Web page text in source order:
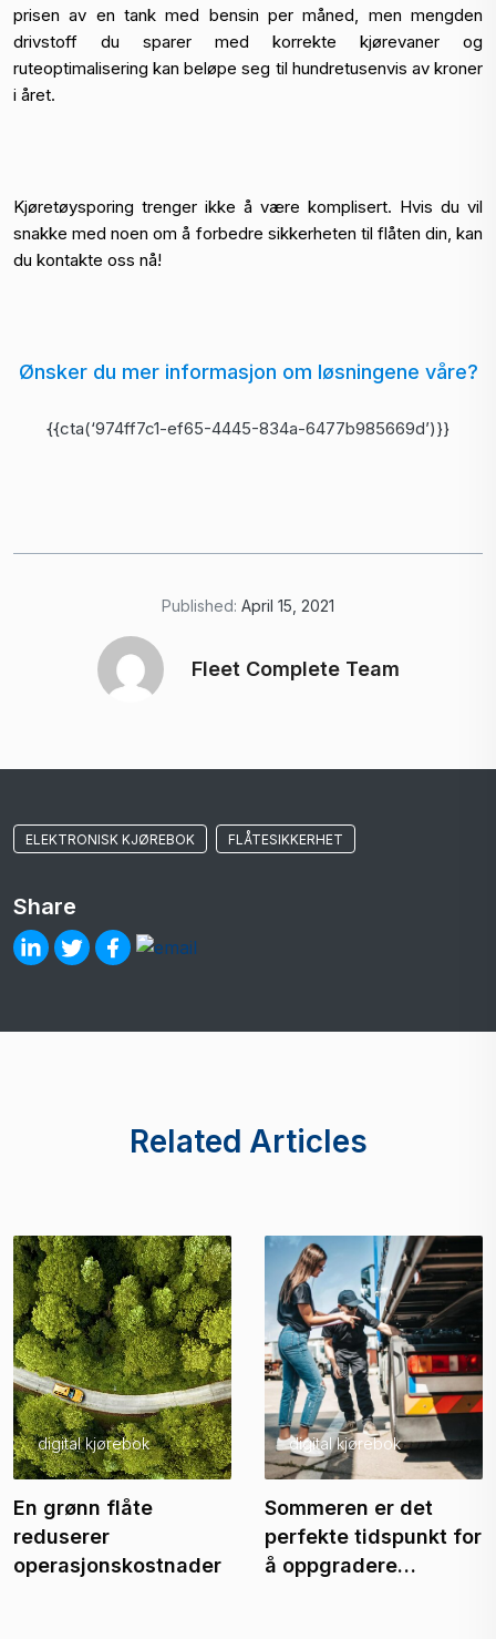
prisen av en tank med bensin per måned, men mengden
drivstoff du sparer med korrekte kjørevaner og
ruteoptimalisering kan beløpe seg til hundretusenvis av kroner
i året.
Kjøretøysporing trenger ikke å være komplisert. Hvis du vil
snakke med noen om å forbedre sikkerheten til flåten din, kan
du kontakte oss nå!
Ønsker du mer informasjon om løsningene våre?
{{cta(‘974ff7c1-ef65-4445-834a-6477b985669d’)}}
Fleet Complete Team
Published: April 15, 2021
ELEKTRONISK KJØREBOK FLÅTESIKKERHET
Share
Related Articles
digital kjørebok
En grønn flåte
reduserer
operasjonskostnader
digital kjørebok
Sommeren er det
perfekte tidspunkt for
å oppgradere…